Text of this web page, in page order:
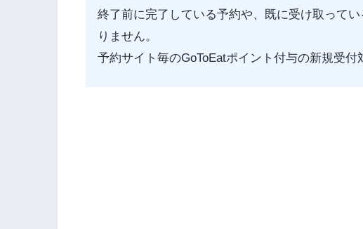
終了前に完了している予約や、既に受け取って
りません。
予約サイト毎のGoToEatポイント付与の新規受付